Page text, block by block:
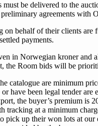
must be delivered to the
agreements with
on behalf of their clients are
payments.
in Norwegian kroner and
the Room bids will be
catalogue are minimum
or have been legal tender
the buyer’s premium is
tracking at a minimum
pick up their won lots at